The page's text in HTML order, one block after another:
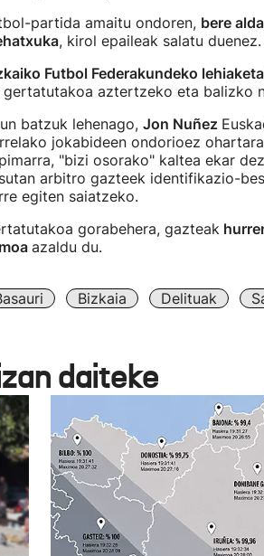
partida amaitu ondoren, bere
, kirol epaileak salatu
Futbol Federakundeko
gertatutakoa aztertzeko eta balizko
batzuk lehenago, Jon Nuñez
jokabideen ondorioez
"bizi osorako" kaltea ekar
arbitro gazteek identifikazio-
egiten saiatzeko.
gorabehera, gazteak
azaldu du.
Bizkaia Delituak
daiteke